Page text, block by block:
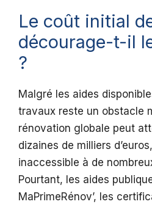
Le coût initial
décourage-t-il
?
Malgré les aides
travaux reste un obstacle
rénovation globale peut
dizaines de milliers
inaccessible à de
Pourtant, les aides
MaPrimeRénov’, les